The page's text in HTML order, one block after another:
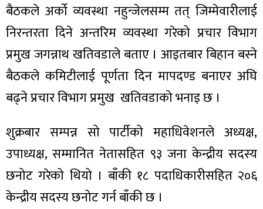
बैठकले अर्को व्यवस्था नहुन्जेलसम्म तत् जिम्मेवारीलाई
निरन्तरता दिने अन्तरिम व्यवस्था गरेको प्रचार विभाग
प्रमुख जगन्नाथ खतिवडाले बताए । आइतबार बिहान बस्ने
बैठकले कमिटीलाई पूर्णता दिन मापदण्ड बनाएर अघि
बढ्ने प्रचार विभाग प्रमुख खतिवडाको भनाइ छ ।
शुक्रबार सम्पन्न सो पार्टीको महाधिवेशनले अध्यक्ष,
उपाध्यक्ष, सम्मानित नेतासहित ९३ जना केन्द्रीय सदस्य
छनोट गरेको थियो । बाँकी १८ पदाधिकारीसहित २०६
केन्द्रीय सदस्य छनोट गर्न बाँकी छ ।